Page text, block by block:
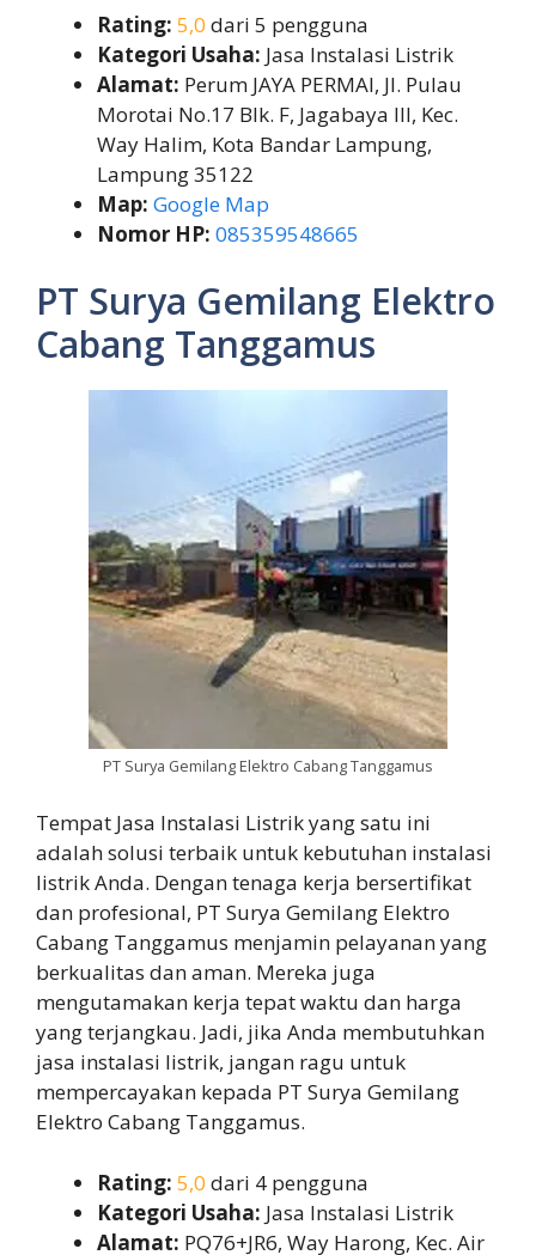
Rating: 5,0 dari 5 pengguna
Kategori Usaha: Jasa Instalasi Listrik
Alamat: Perum JAYA PERMAI, Jl. Pulau
Morotai No.17 Blk. F, Jagabaya III, Kec.
Way Halim, Kota Bandar Lampung,
Lampung 35122
Map: Google Map
Nomor HP: 085359548665
PT Surya Gemilang Elektro
Cabang Tanggamus
PT Surya Gemilang Elektro Cabang Tanggamus
Tempat Jasa Instalasi Listrik yang satu ini
adalah solusi terbaik untuk kebutuhan instalasi
listrik Anda. Dengan tenaga kerja bersertifikat
dan profesional, PT Surya Gemilang Elektro
Cabang Tanggamus menjamin pelayanan yang
berkualitas dan aman. Mereka juga
mengutamakan kerja tepat waktu dan harga
yang terjangkau. Jadi, jika Anda membutuhkan
jasa instalasi listrik, jangan ragu untuk
mempercayakan kepada PT Surya Gemilang
Elektro Cabang Tanggamus.
Rating: 5,0 dari 4 pengguna
Kategori Usaha: Jasa Instalasi Listrik
Alamat: PQ76+JR6, Way Harong, Kec. Air